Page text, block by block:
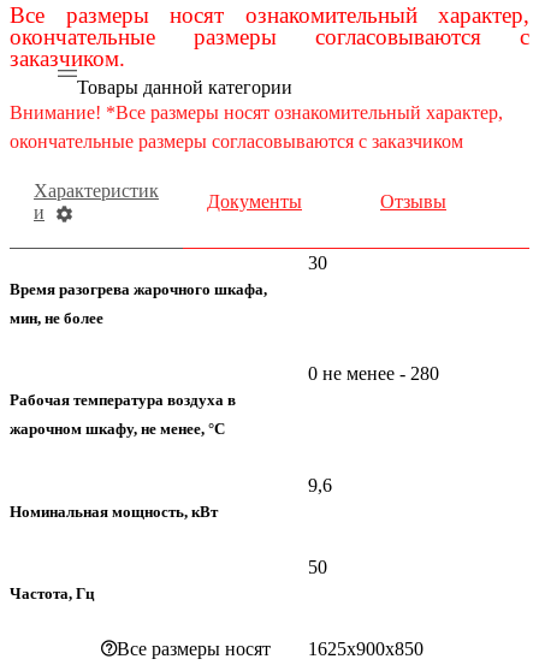
Все размеры носят ознакомительный характер,
окончательные размеры согласовываются с
заказчиком.
Товары данной категории
Внимание! *Все размеры носят ознакомительный характер,
окончательные размеры согласовываются с заказчиком
Характеристик
и
Документы Отзывы
Время разогрева жарочного шкафа,
мин, не более
30
Рабочая температура воздуха в
жарочном шкафу, не менее, °C
0 не менее - 280
Номинальная мощность, кВт
9,6
Частота, Гц
50
Все размеры носят
1625х900х850